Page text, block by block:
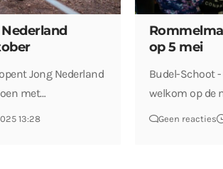
Jong Nederland
met…
13:28
op 5 mei
Budel-Schoot
welkom op de
Geen reacties